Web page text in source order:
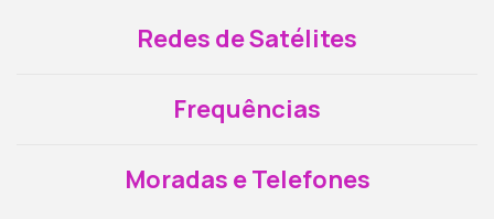
Redes de Satélites
Frequências
Moradas e Telefones